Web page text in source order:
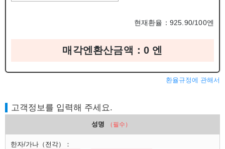
현재환율：925.90/100엔
매각엔환산금액： 0 엔
환율규정에 관해서
고객정보를 입력해 주세요.
성명 （필수）
한자/가나 （전각）
：